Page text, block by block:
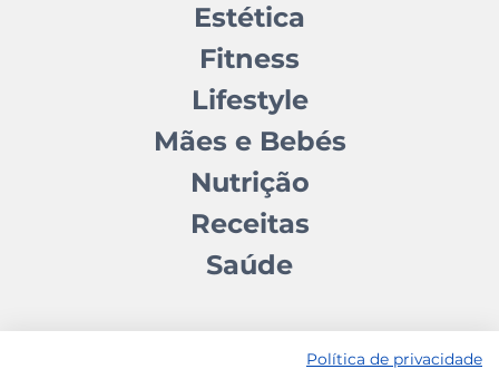
Estética
Fitness
Lifestyle
Mães e Bebés
Nutrição
Receitas
Saúde
Política de privacidade